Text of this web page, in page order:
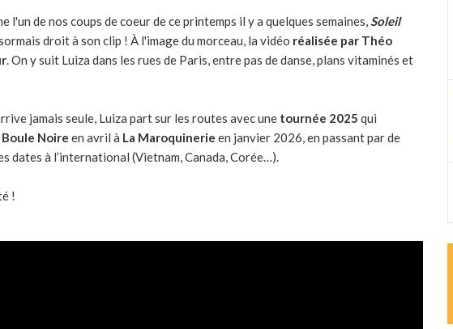
l'un de nos coups de coeur de ce printemps il y a quelques semaines,Soleil
droit à son clip ! À l'image du morceau, la vidéo réalisée par Théo
. On y suit Luiza dans les rues de Paris, entre pas de danse, plans vitaminés et
jamais seule, Luiza part sur les routes avec une tournée 2025 qui
Boule Noire en avril à La Maroquinerie en janvier 2026, en passant par de
dates à l’international (Vietnam, Canada, Corée…).
!